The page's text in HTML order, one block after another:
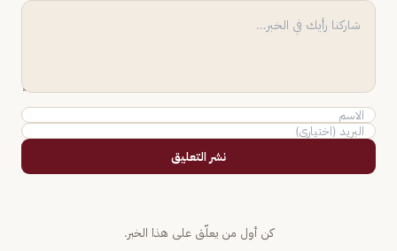
نشر التعليق
كن أول من يعلّق على هذا الخبر.